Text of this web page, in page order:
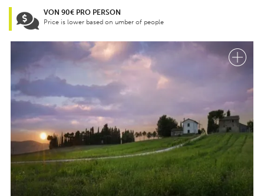
VON 90€ PRO PERSON
Price is lower based on umber of people